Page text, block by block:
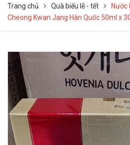
Trang chủ Quà biếu lễ - tết
Nước
Cheong Kwan Jang Hàn Quốc 50ml x